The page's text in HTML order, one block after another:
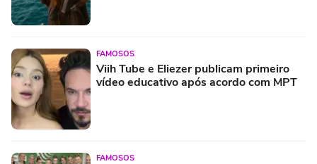
FAMOSOS
Viih Tube e Eliezer publicam primeiro
vídeo educativo após acordo com MPT
FAMOSOS